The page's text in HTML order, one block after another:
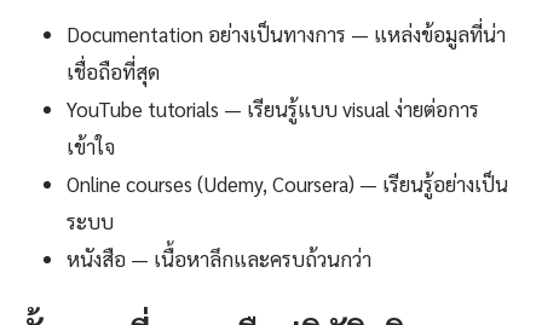
Documentation อย่างเป็นทางการ — แหล่งข้อมูลที่น่า
เชื่อถือที่สุด
YouTube tutorials — เรียนรู้แบบ visual ง่ายต่อการ
เข้าใจ
Online courses (Udemy, Coursera) — เรียนรู้อย่างเป็น
ระบบ
หนังสือ — เนื้อหาลึกและครบถ้วนกว่า